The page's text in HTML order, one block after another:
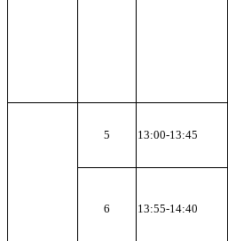
5
13:00-13:45
6 13:55-14:40